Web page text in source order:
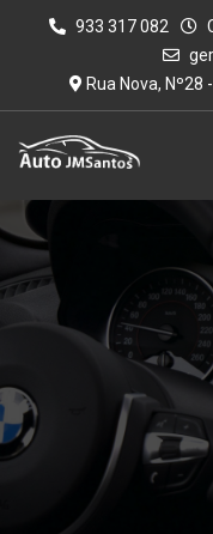
933 317 082
Rua Nova,